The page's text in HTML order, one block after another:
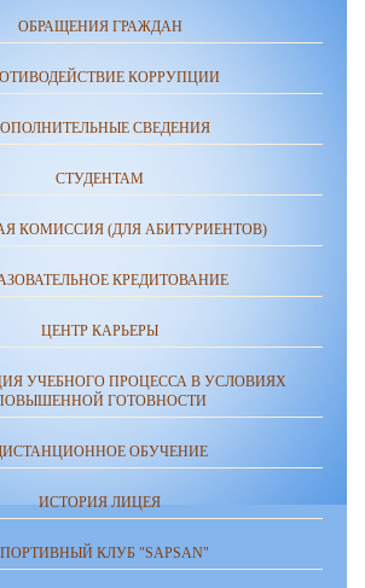
ОБРАЩЕНИЯ ГРАЖДАН
КОРРУПЦИИ
СВЕДЕНИЯ
СТУДЕНТАМ
КОМИССИЯ (ДЛЯ АБИТУРИЕНТОВ)
КРЕДИТОВАНИЕ
ЦЕНТР КАРЬЕРЫ
УЧЕБНОГО ПРОЦЕССА В УСЛОВИЯХ
ГОТОВНОСТИ
ОБУЧЕНИЕ
ИСТОРИЯ ЛИЦЕЯ
КЛУБ "SAPSAN"